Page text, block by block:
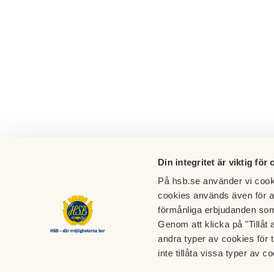
Din integritet är viktig för
På hsb.se använder vi
cookies används även för
förmånliga erbjudanden
Genom att klicka på "Tillåt
andra typer av cookies för
inte tillåta vissa typer av
BRF Kandelabern